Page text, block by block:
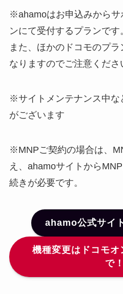
※ahamoはお申込みからサ
ンにて受付するプランです
また、ほかのドコモのプ
なりますのでご注意くださ
※サイトメンテナンス中な
がございます
※MNPご契約の場合は、
え、ahamoサイトから
続きが必要です。
ahamo公式サイ
機種変更はドコモ
で！